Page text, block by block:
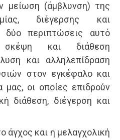
μείωση (άμβλυνση) της
διέγερσης και
δύο περιπτώσεις αυτό
σκέψη και διάθεση
και αλληλεπίδραση
στον εγκέφαλο και
οι οποίες επιδρούν
διάθεση, διέγερση και
άγχος και η μελαγχολική